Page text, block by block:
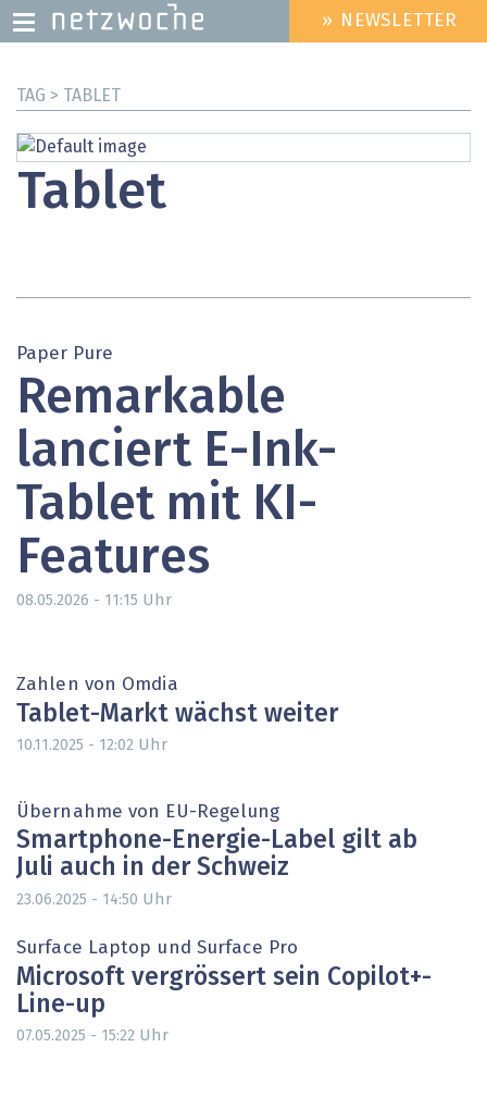
zum
HEADER
MENU
» NEWSLETTER
TAG > TABLET
Tablet
Paper Pure
Remarkable
lanciert E-Ink-
Tablet mit KI-
Features
08.05.2026 - 11:15 Uhr
Zahlen von Omdia
Tablet-Markt wächst weiter
10.11.2025 - 12:02 Uhr
Übernahme von EU-Regelung
Smartphone-Energie-Label gilt ab
Juli auch in der Schweiz
23.06.2025 - 14:50 Uhr
Surface Laptop und Surface Pro
Microsoft vergrössert sein Copilot+-
Line-up
07.05.2025 - 15:22 Uhr